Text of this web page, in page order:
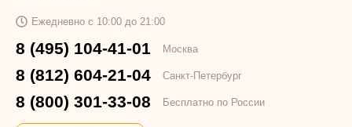
Ежедневно с 10:00 до 21:00
8 (495) 104-41-01 Москва
8 (812) 604-21-04 Санкт-Петербург
8 (800) 301-33-08 Бесплатно по России